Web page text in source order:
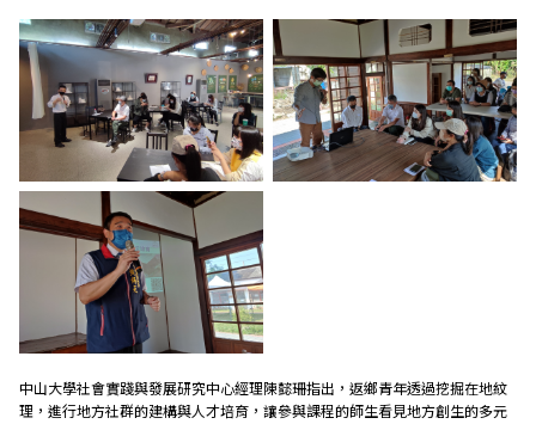
中山大學社會實踐與發展研究中心經理陳懿珊指出，返鄉青年透過挖掘在地紋
理，進行地方社群的建構與人才培育，讓參與課程的師生看見地方創生的多元